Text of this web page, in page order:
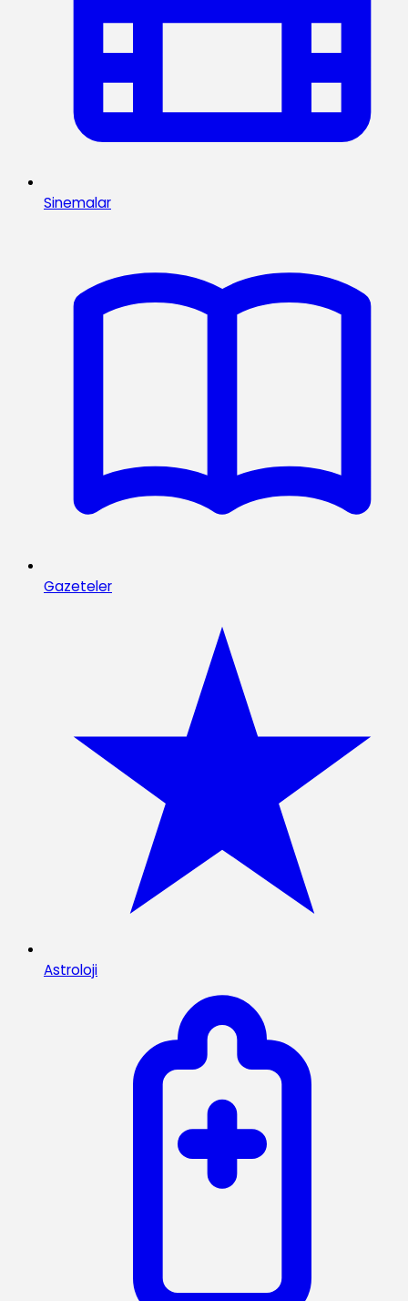
Sinemalar
Gazeteler
Astroloji